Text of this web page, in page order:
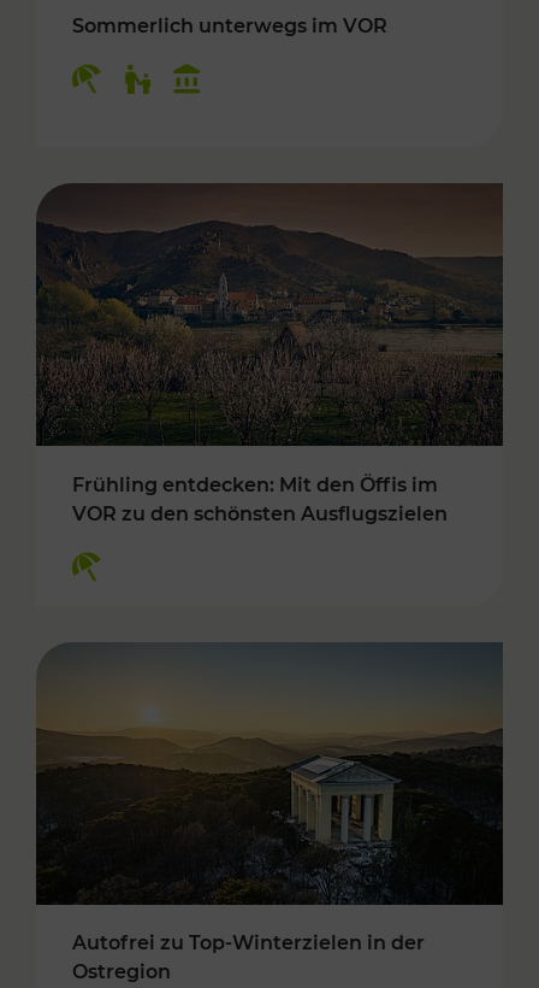
Sommerlich unterwegs im VOR
Frühling entdecken: Mit den Öffis im
VOR zu den schönsten Ausflugszielen
Autofrei zu Top-Winterzielen in der
Ostregion